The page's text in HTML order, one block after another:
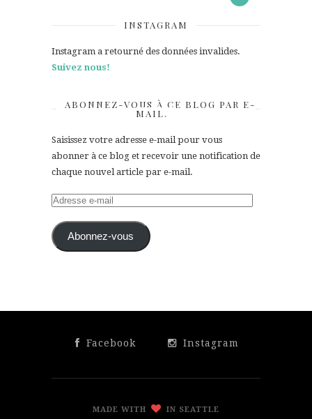
INSTAGRAM
Instagram a retourné des données invalides.
Suivez nous!
ABONNEZ-VOUS À CE BLOG PAR E-
MAIL.
Saisissez votre adresse e-mail pour vous
abonner à ce blog et recevoir une notification de
chaque nouvel article par e-mail.
Adresse
mail Abonnez-vous
Facebook Instagram
MADE WITH IN SEATTLE